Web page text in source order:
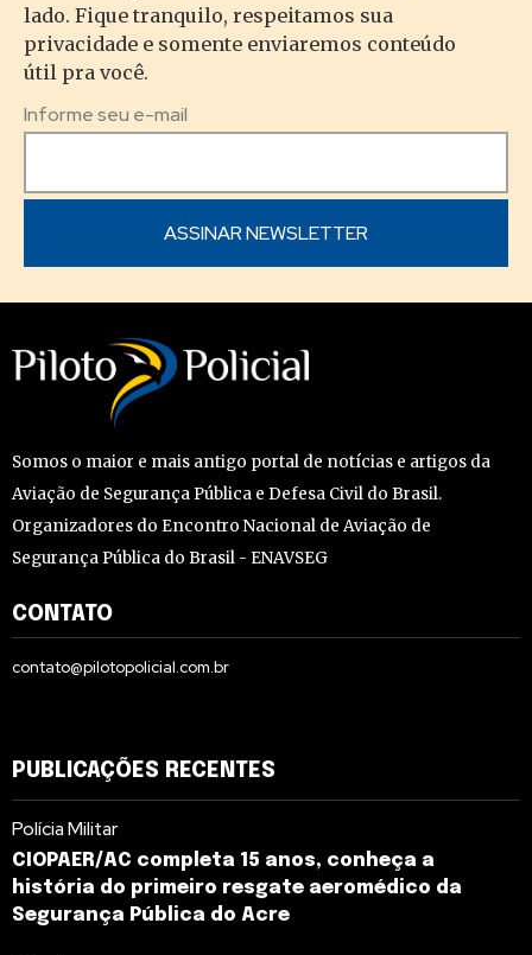
lado. Fique tranquilo, respeitamos sua
privacidade e somente enviaremos conteúdo
útil pra você.
Informe seu e-mail
Somos o maior e mais antigo portal de notícias e artigos da
Aviação de Segurança Pública e Defesa Civil do Brasil.
Organizadores do Encontro Nacional de Aviação de
Segurança Pública do Brasil - ENAVSEG
CONTATO
contato@pilotopolicial.com.br
PUBLICAÇÕES RECENTES
Polícia Militar
CIOPAER/AC completa 15 anos, conheça a
história do primeiro resgate aeromédico da
Segurança Pública do Acre